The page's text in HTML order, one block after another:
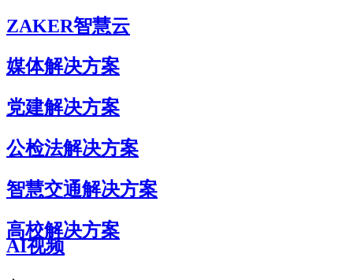
元宇宙电商解决方案
ZAKER智慧云
媒体解决方案
党建解决方案
公检法解决方案
智慧交通解决方案
高校解决方案
AI视频